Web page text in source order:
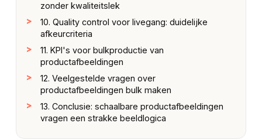
zonder kwaliteitslek
10. Quality control voor livegang: duidelijke
afkeurcriteria
11. KPI's voor bulkproductie van
productafbeeldingen
12. Veelgestelde vragen over
productafbeeldingen bulk maken
13. Conclusie: schaalbare productafbeeldingen
vragen een strakke beeldlogica